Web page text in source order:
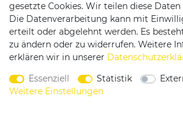
gesetzte Cookies. Wir teilen diese
Die Datenverarbeitung kann mit
erteilt oder abgelehnt werden. Es
zu ändern oder zu widerrufen. Weitere
erklären wir in unserer
Essenziell
Statistik
Weitere Einstellungen